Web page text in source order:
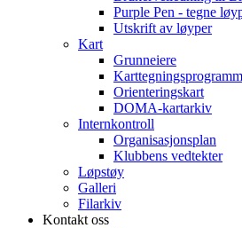
Purple Pen - tegne
Utskrift av løyper
Kart
Grunneiere
Orienteringskart
DOMA-kartarkiv
Internkontroll
Organisasjonsplan
Klubbens vedtekter
Løpstøy
Galleri
Filarkiv
Kontakt oss